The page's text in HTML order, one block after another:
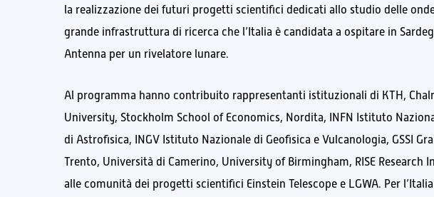
la realizzazione dei futuri progetti scientifici dedicati allo studio delle
grande infrastruttura di ricerca che l’Italia è candidata a ospitare in
Antenna per un rivelatore lunare.
Al programma hanno contribuito rappresentanti istituzionali di KTH,
University, Stockholm School of Economics, Nordita, INFN Istituto
di Astrofisica, INGV Istituto Nazionale di Geofisica e Vulcanologia, GSSI
Trento, Università di Camerino, University of Birmingham, RISE Research
alle comunità dei progetti scientifici Einstein Telescope e LGWA. Per